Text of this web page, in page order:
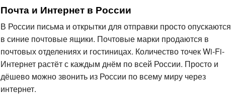
Почта и Интернет в России
В России письма и открытки для отправки просто опускаются
в синие почтовые ящики. Почтовые марки продаются в
почтовых отделениях и гостиницах. Количество точек Wi-Fi-
Интернет растёт с каждым днём по всей России. Просто и
дёшево можно звонить из России по всему миру через
интернет.